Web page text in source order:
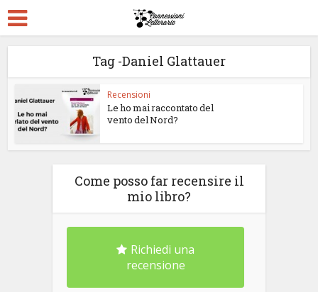
Tag -Daniel Glattauer
Recensioni
Le ho mai raccontato del
vento del Nord?
Come posso far recensire il
mio libro?
Richiedi una
recensione